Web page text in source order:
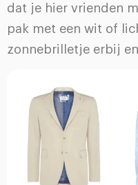
dat je hier vrienden
pak met een wit of
zonnebrilletje erbij